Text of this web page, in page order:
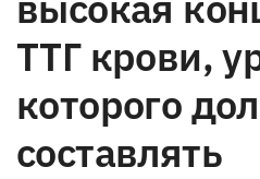
ТТГ крови,
которого
составлять